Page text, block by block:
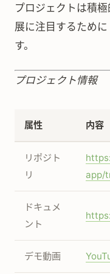
プロジェクトは積
展に注目するため
す。
プロジェクト情報
属性 内容
リポジト
リ
app/
ドキュメ
ント
デモ動画